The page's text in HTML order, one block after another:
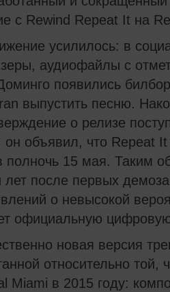
с Rewind Repeat It на
усилилось: в
аудиофайлы с
появились
выпустить песню.
о релизе
объявил, что Repeat It
полночь 15 мая. Таким
лет после первых
о невысокой
официальную
новая версия
относительно той,
Miami в 2015 году: